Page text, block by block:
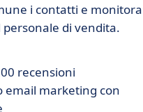
i contatti e
di vendita.
recensioni
email marketing con